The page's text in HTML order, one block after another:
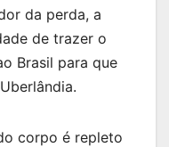
da perda, a
de trazer o
Brasil para que
corpo é repleto